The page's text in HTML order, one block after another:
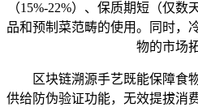
（15%-22%）、保质期短（仅
品和预制菜范畴的使用。同时，
物的市场
区块链溯源手艺既能保障食
供给防伪验证功能，无效提拔消